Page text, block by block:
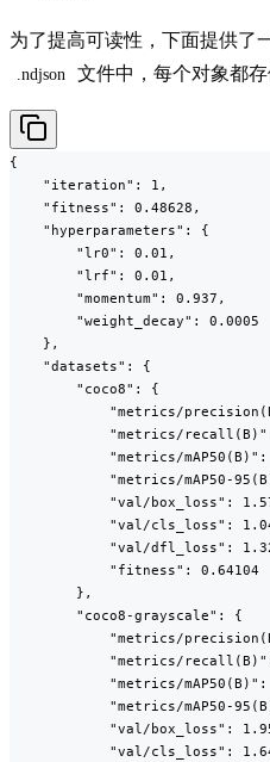
为了提高可读性，下面提供了
.ndjson 文件中，每个对象都存
{
    "iteration": 1,
    "fitness": 0.48628,
    "hyperparameters": {
        "lr0": 0.01,
        "lrf": 0.01,
        "momentum": 0.937,
        "weight_decay": 0.0005
    },
    "datasets": {
        "coco8": {
"metrics/
"metrics/
"metrics/mAP50(B)":
"metrics/mAP50-
"val/box_loss":
"val/cls_loss":
"val/dfl_loss":
            "fitness": 0.64104
        },
        "coco8-grayscale": {
"metrics/
"metrics/
"metrics/mAP50(B)":
"metrics/mAP50-
"val/box_loss":
"val/cls_loss":